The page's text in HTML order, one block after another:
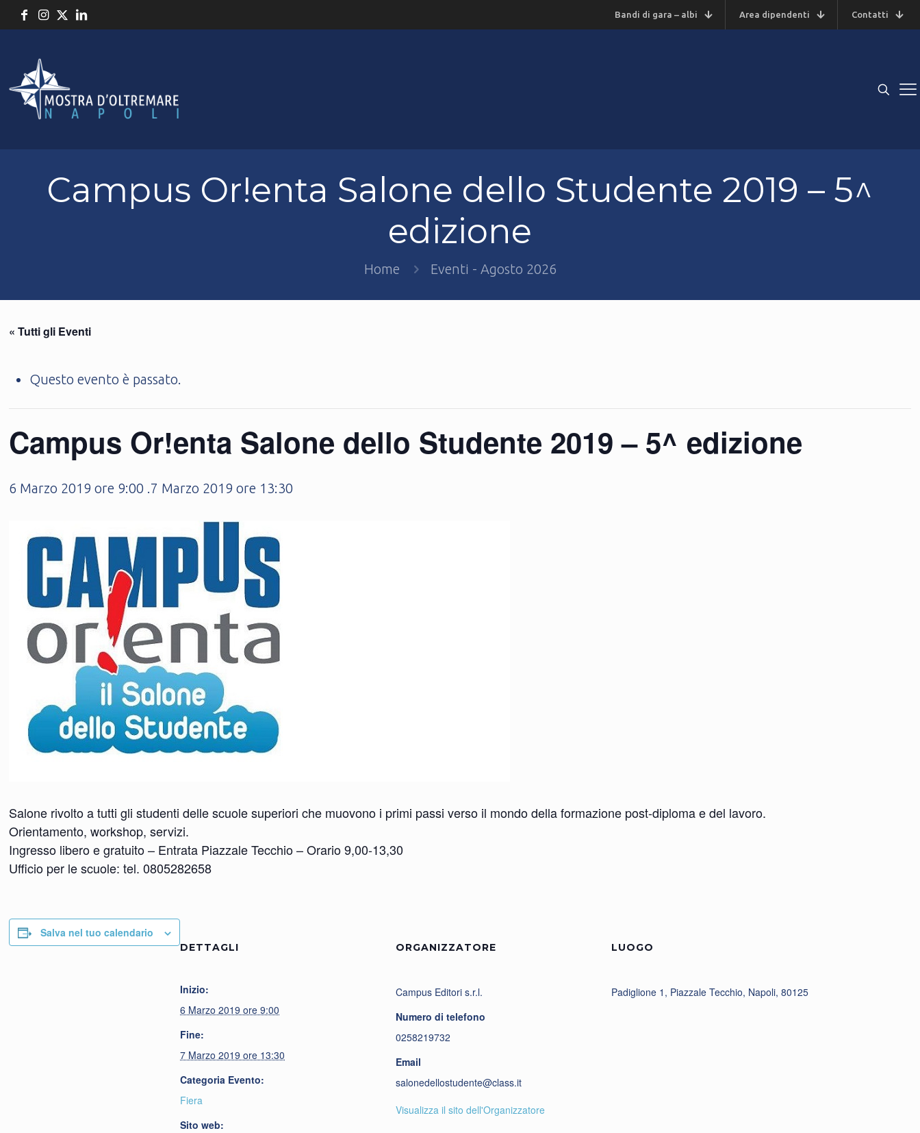
Bandi di gara – albi Area dipendenti Contatti
Campus Or!enta Salone dello Studente 2019 – 5^
edizione
Home Eventi - Agosto 2026
« Tutti gli Eventi
Questo evento è passato.
Campus Or!enta Salone dello Studente 2019 – 5^ edizione
6 Marzo 2019 ore 9:00 .7 Marzo 2019 ore 13:30
Salone rivolto a tutti gli studenti delle scuole superiori che muovono i primi passi verso il mondo della formazione post-diploma e del lavoro.
Orientamento, workshop, servizi.
Ingresso libero e gratuito – Entrata Piazzale Tecchio – Orario 9,00-13,30
Ufficio per le scuole: tel. 0805282658
Salva nel tuo calendario
DETTAGLI
Inizio:
6 Marzo 2019 ore 9:00
Fine:
7 Marzo 2019 ore 13:30
Categoria Evento:
Fiera
Sito web:
ORGANIZZATORE
Campus Editori s.r.l.
Numero di telefono
0258219732
Email
salonedellostudente@class.it
Visualizza il sito dell'Organizzatore
LUOGO
Padiglione 1, Piazzale Tecchio, Napoli, 80125